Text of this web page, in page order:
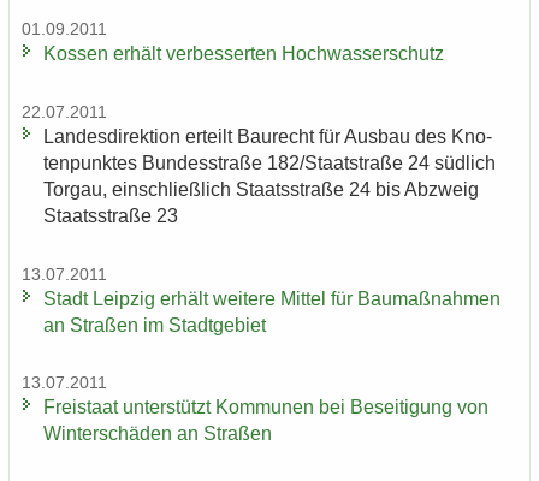
01.09.2011
Kos­sen er­hält ver­bes­ser­ten Hoch­was­ser­schutz
22.07.2011
Lan­des­di­rek­ti­on er­teilt Bau­recht für Aus­bau des Kno­
ten­punk­tes Bun­des­stra­ße 182/Staat­stra­ße 24 süd­lich
Tor­gau, ein­schließ­lich Staats­stra­ße 24 bis Ab­zweig
Staats­stra­ße 23
13.07.2011
Stadt Leip­zig er­hält wei­te­re Mit­tel für Bau­maß­nah­men
an Stra­ßen im Stadt­ge­biet
13.07.2011
Frei­staat un­ter­stützt Kom­mu­nen bei Be­sei­ti­gung von
Win­ter­schä­den an Stra­ßen